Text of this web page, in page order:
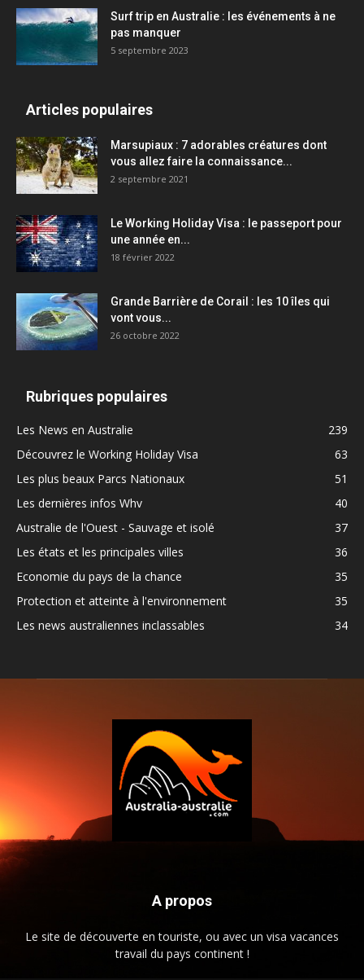
Surf trip en Australie : les événements à ne
pas manquer
5 septembre 2023
Articles populaires
Marsupiaux : 7 adorables créatures dont
vous allez faire la connaissance...
2 septembre 2021
Le Working Holiday Visa : le passeport pour
une année en...
18 février 2022
Grande Barrière de Corail : les 10 îles qui
vont vous...
26 octobre 2022
Rubriques populaires
Les News en Australie
239
Découvrez le Working Holiday Visa
63
Les plus beaux Parcs Nationaux
51
Les dernières infos Whv
40
Australie de l'Ouest - Sauvage et isolé
37
Les états et les principales villes
36
Economie du pays de la chance
35
Protection et atteinte à l'environnement
35
Les news australiennes inclassables
34
A propos
Le site de découverte en touriste, ou avec un visa vacances
travail du pays continent !